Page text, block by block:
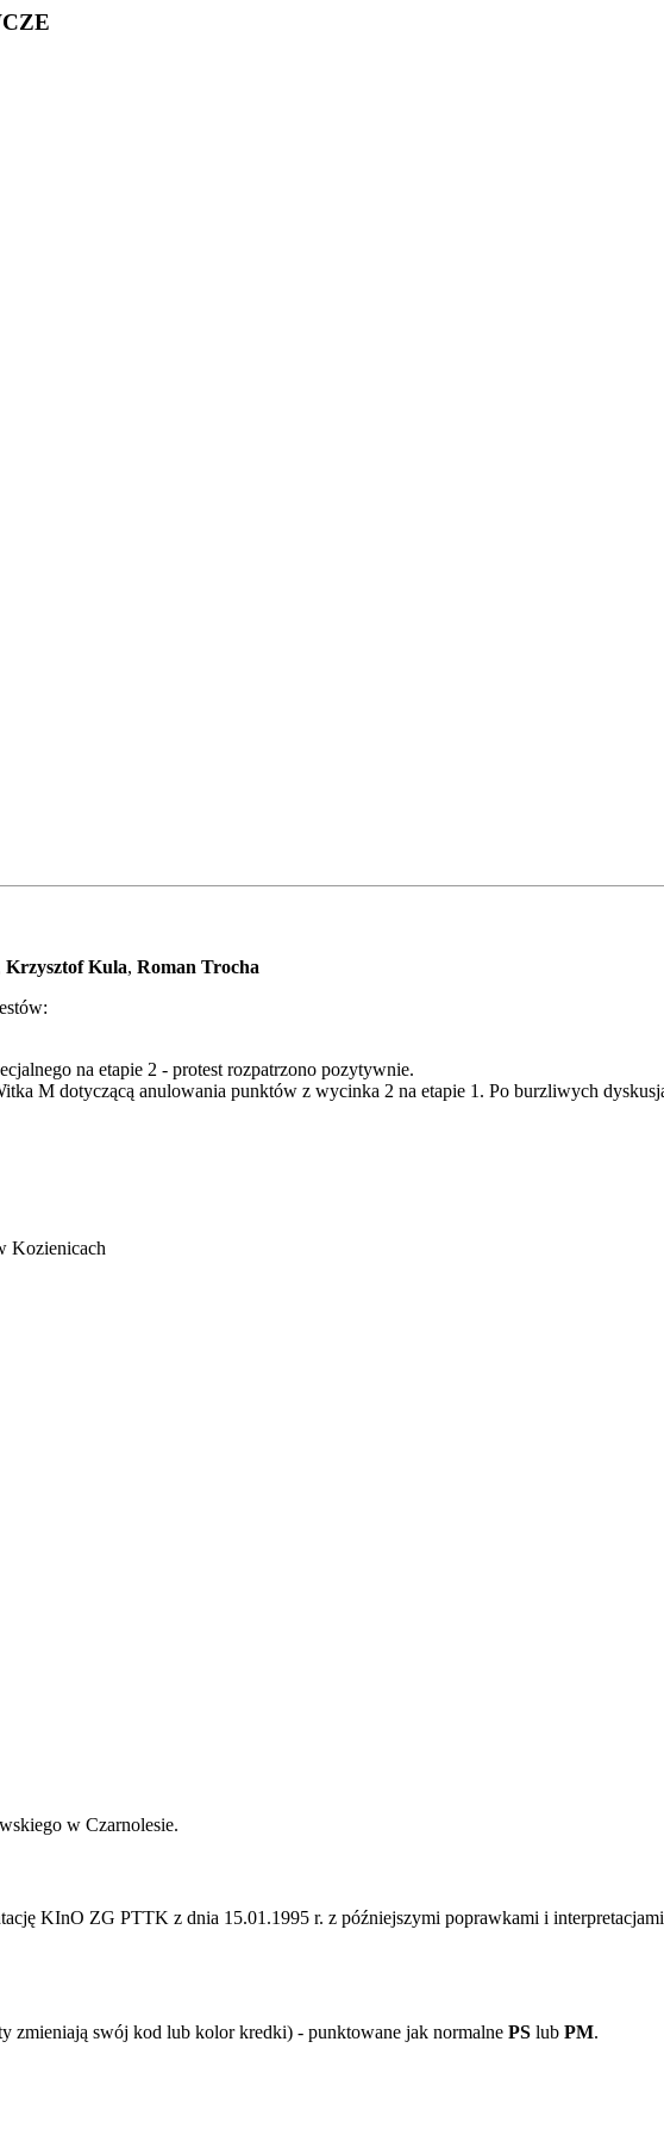
Krzysztof Kula, Roman Trocha
na etapie 2 - protest rozpatrzono pozytywnie.
M dotyczącą anulowania punktów z wycinka 2 na etapie 1. Po burzliwych
Kozienicach
w Czarnolesie.
KInO ZG PTTK z dnia 15.01.1995 r. z późniejszymi poprawkami i
zmieniają swój kod lub kolor kredki) - punktowane jak normalne PS lub PM.